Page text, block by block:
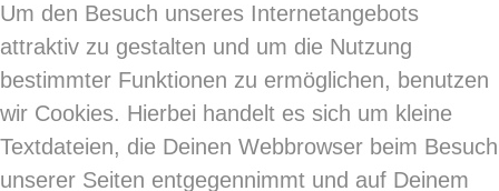
Um den Besuch unseres Internetangebots
attraktiv zu gestalten und um die Nutzung
bestimmter Funktionen zu ermöglichen, benutzen
wir Cookies. Hierbei handelt es sich um kleine
Textdateien, die Deinen Webbrowser beim Besuch
unserer Seiten entgegennimmt und auf Deinem